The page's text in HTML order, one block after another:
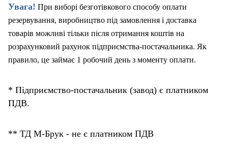
Увага! При виборі безготівкового способу оплати
резервування, виробництво під замовлення і доставка
товарів можливі тільки після отримання коштів на
розрахунковий рахунок підприємства-постачальника. Як
правило, це займає 1 робочий день з моменту оплати.
* Підприємство-постачальник (завод) є платником
ПДВ.
** ТД М-Брук - не є платником ПДВ